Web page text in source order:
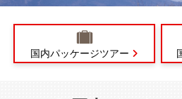
国内パッケージツアー